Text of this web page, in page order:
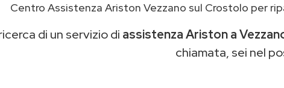
Centro Assistenza Ariston Vezzano sul Crostolo per
di un servizio di assistenza Ariston a
chiamata, sei nel